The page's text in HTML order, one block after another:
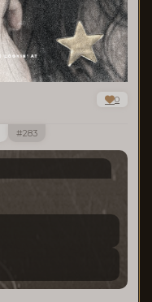
0
283